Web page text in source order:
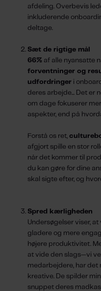
afdeling. Overbevis
inkluderende
deltage.
Sæt de rigtige mål
66% af alle nyansatte
forventninger og
udfordringer i
deres arbejde... Det er
om dage fokuserer
aspekter, end på
Forstå os ret,
afgjort spille en stor
når det kommer til
du kan gøre for dine
skal sigte efter, og
Spred kærligheden
Undersøgelser viser,
gladere og mere
højere produktivitet.
at vide den slags—vi
medarbejdere, har
kreative. De spilder
snuppet deres